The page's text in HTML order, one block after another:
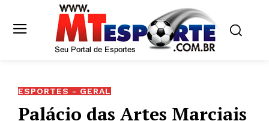
ESPORTES - GERAL
Palácio das Artes Marciais